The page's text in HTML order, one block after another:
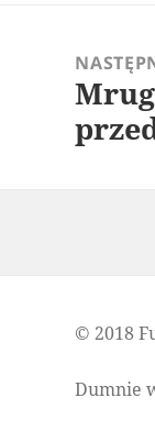
wpis:
© 2018
Dumnie